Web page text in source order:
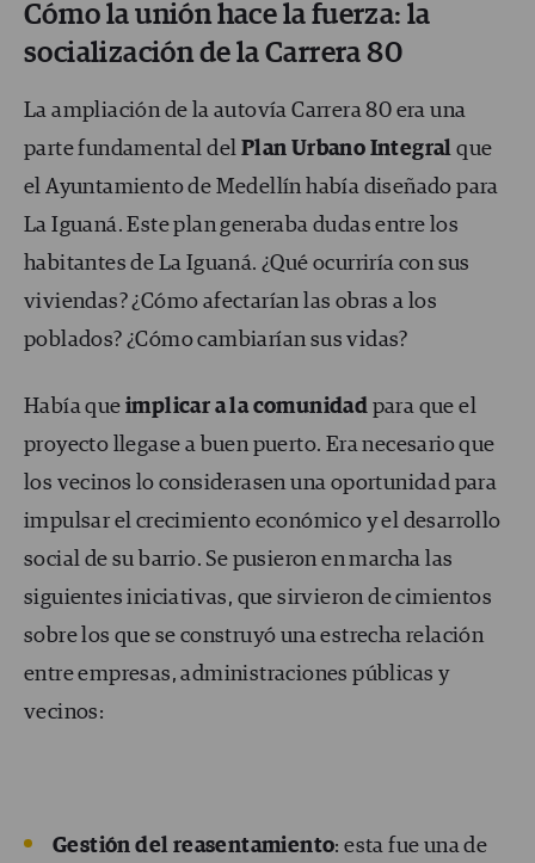
Cómo la unión hace la fuerza: la
socialización de la Carrera 80
La ampliación de la autovía Carrera 80 era una
parte fundamental del Plan Urbano Integral que
el Ayuntamiento de Medellín había diseñado para
La Iguaná. Este plan generaba dudas entre los
habitantes de La Iguaná. ¿Qué ocurriría con sus
viviendas? ¿Cómo afectarían las obras a los
poblados? ¿Cómo cambiarían sus vidas?
Había que implicar a la comunidad para que el
proyecto llegase a buen puerto. Era necesario que
los vecinos lo considerasen una oportunidad para
impulsar el crecimiento económico y el desarrollo
social de su barrio. Se pusieron en marcha las
siguientes iniciativas, que sirvieron de cimientos
sobre los que se construyó una estrecha relación
entre empresas, administraciones públicas y
vecinos:
Gestión del reasentamiento: esta fue una de